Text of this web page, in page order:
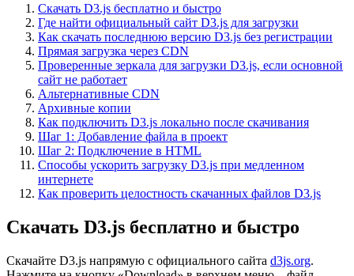
Скачать D3.js бесплатно и быстро
Где найти официальный сайт D3.js для загрузки
Как скачать последнюю версию D3.js без регистрации
Прямая загрузка через CDN
Проверенные зеркала для загрузки D3.js, если основной
сайт не работает
Альтернативные CDN
Архивные копии
Как подключить D3.js локально после скачивания
Шаг 1: Добавление файла в проект
Шаг 2: Подключение в HTML
Способы ускорить загрузку D3.js при медленном
интернете
Как проверить целостность скачанных файлов D3.js
Скачать D3.js бесплатно и быстро
Скачайте D3.js напрямую с официального сайта d3js.org.